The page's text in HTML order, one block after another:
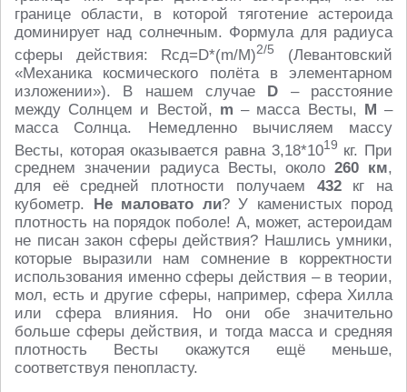
границе области, в которой тяготение астероида
доминирует над солнечным. Формула для радиуса
сферы действия: Rсд=D*(m/M)2/5
(Левантовский
«Механика космического полёта в элементарном
изложении»). В нашем случае D – расстояние
между Солнцем и Вестой, m – масса Весты, M –
масса Солнца. Немедленно вычисляем массу
Весты, которая оказывается равна 3,18*1019 кг. При
среднем значении радиуса Весты, около260 км,
для её средней плотности получаем 432кг на
кубометр.
Не маловато ли? У каменистых пород
плотность на порядок поболе! А, может, астероидам
не писан закон сферы действия? Нашлись умники,
которые выразили нам сомнение в корректности
использования именно сферы действия – в теории,
мол, есть и другие сферы, например, сфера Хилла
или сфера влияния. Но они обе значительно
больше сферы действия, и тогда масса и средняя
плотность Весты окажутся ещё меньше,
соответствуя пенопласту.